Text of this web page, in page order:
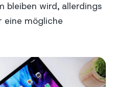
bleiben wird, allerdings
eine mögliche